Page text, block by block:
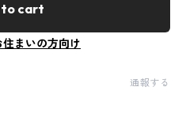
cart
まいの方向け
通報する